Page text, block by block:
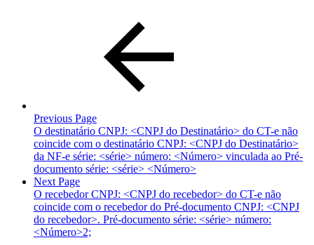
Previous Page
O destinatário CNPJ: <CNPJ do Destinatário> do CT-e não
coincide com o destinatário CNPJ: <CNPJ do Destinatário>
da NF-e série: <série> número: <Número> vinculada ao Pré-
documento série: <série> <Número>
Next Page
O recebedor CNPJ: <CNPJ do recebedor> do CT-e não
coincide com o recebedor do Pré-documento CNPJ: <CNPJ
do recebedor>. Pré-documento série: <série> número:
<Número>2;